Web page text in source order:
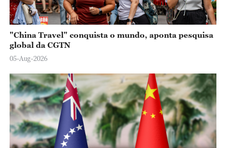
"China Travel" conquista o mundo, aponta pesquisa
global da CGTN
05-Aug-2026